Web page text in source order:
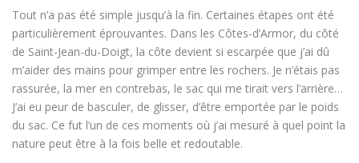
Tout n’a pas été simple jusqu’à la fin. Certaines étapes ont été
particulièrement éprouvantes. Dans les Côtes-d’Armor, du côté
de Saint-Jean-du-Doigt, la côte devient si escarpée que j’ai dû
m’aider des mains pour grimper entre les rochers. Je n’étais pas
rassurée, la mer en contrebas, le sac qui me tirait vers l’arrière…
J’ai eu peur de basculer, de glisser, d’être emportée par le poids
du sac. Ce fut l’un de ces moments où j’ai mesuré à quel point la
nature peut être à la fois belle et redoutable.